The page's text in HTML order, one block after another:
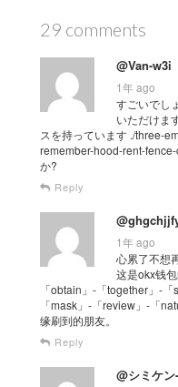
29 comments
@Van-w3i
1年 ago
すごいでし
いただけま
スを持っています ./three-
remember-hood-rent-
か?
Reply
1年 ago
心累了不想
这是okx钱
「obtain」-「together」-
「mask」-「review」-「
缘刷到的朋友。
Reply
@シミケ